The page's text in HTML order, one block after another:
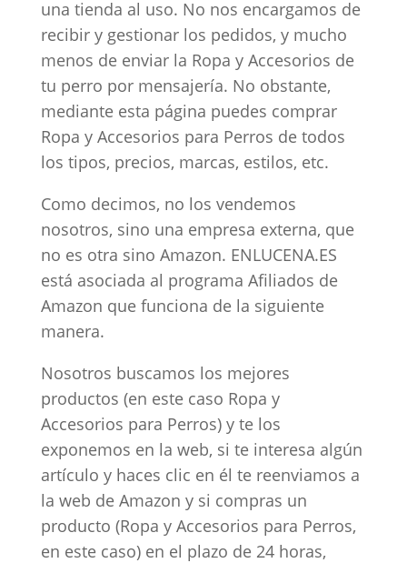
una tienda al uso. No nos encargamos de
recibir y gestionar los pedidos, y mucho
menos de enviar la Ropa y Accesorios de
tu perro por mensajería. No obstante,
mediante esta página puedes comprar
Ropa y Accesorios para Perros de todos
los tipos, precios, marcas, estilos, etc.
Como decimos, no los vendemos
nosotros, sino una empresa externa, que
no es otra sino Amazon. ENLUCENA.ES
está asociada al programa Afiliados de
Amazon que funciona de la siguiente
manera.
Nosotros buscamos los mejores
productos (en este caso Ropa y
Accesorios para Perros) y te los
exponemos en la web, si te interesa algún
artículo y haces clic en él te reenviamos a
la web de Amazon y si compras un
producto (Ropa y Accesorios para Perros,
en este caso) en el plazo de 24 horas,